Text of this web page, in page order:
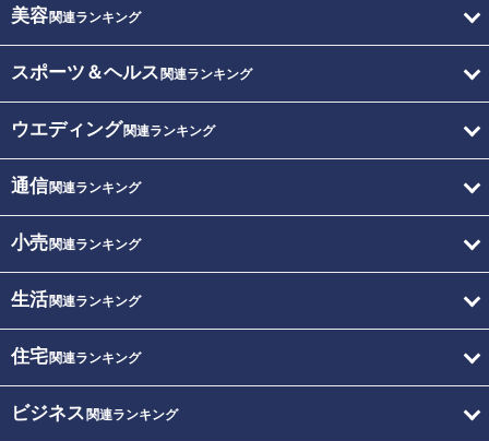
美容関連ランキング
スポーツ＆ヘルス 関連ランキング
ウエディング関連ランキング
通信関連ランキング
小売関連ランキング
生活関連ランキング
住宅関連ランキング
ビジネス 関連ランキング